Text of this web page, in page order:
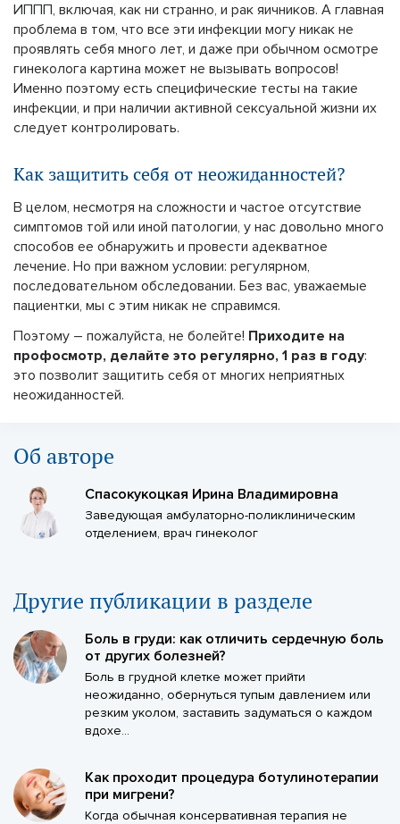
ИППП, включая, как ни странно, и рак яичников. А главная
проблема в том, что все эти инфекции могу никак не
проявлять себя много лет, и даже при обычном осмотре
гинеколога картина может не вызывать вопросов!
Именно поэтому есть специфические тесты на такие
инфекции, и при наличии активной сексуальной жизни их
следует контролировать.
Как защитить себя от неожиданностей?
В целом, несмотря на сложности и частое отсутствие
симптомов той или иной патологии, у нас довольно много
способов ее обнаружить и провести адекватное
лечение. Но при важном условии: регулярном,
последовательном обследовании. Без вас, уважаемые
пациентки, мы с этим никак не справимся.
Поэтому – пожалуйста, не болейте! Приходите на
профосмотр, делайте это регулярно, 1 раз в году:
это позволит защитить себя от многих неприятных
неожиданностей.
Об авторе
Спасокукоцкая Ирина Владимировна
Заведующая амбулаторно-поликлиническим
отделением, врач гинеколог
Другие публикации в разделе
Боль в груди: как отличить сердечную боль
от других болезней?
Боль в грудной клетке может прийти
неожиданно, обернуться тупым давлением или
резким уколом, заставить задуматься о каждом
вдохе...
Как проходит процедура ботулинотерапии
при мигрени?
Когда обычная консервативная терапия не